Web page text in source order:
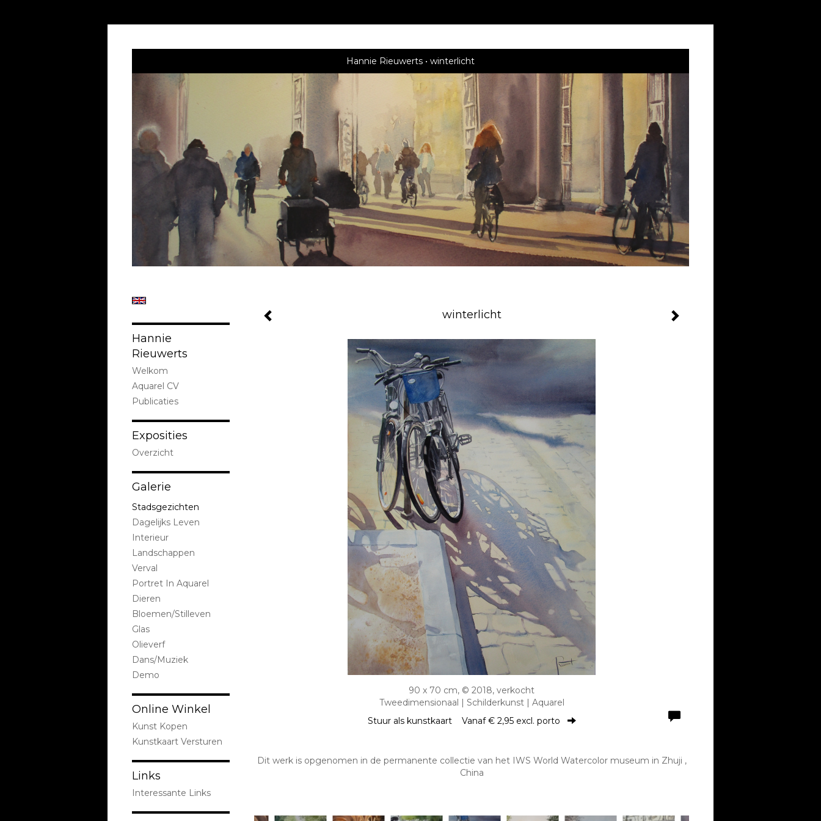
Hannie Rieuwerts winterlicht
winterlicht
90 x 70 cm, © 2018, verkocht
Tweedimensionaal | Schilderkunst | Aquarel
Stuur als kunstkaart Vanaf € 2,95 excl. porto
Dit werk is opgenomen in de permanente collectie van het IWS World Watercolor museum in Zhuji ,
China
Hannie
Rieuwerts
Welkom
Aquarel CV
Publicaties
Exposities
Overzicht
Galerie
Stadsgezichten
Dagelijks Leven
Interieur
Landschappen
Verval
Portret In Aquarel
Dieren
Bloemen/stilleven
Glas
Olieverf
Dans/Muziek
Demo
Online Winkel
Kunst Kopen
Kunstkaart Versturen
Links
Interessante Links